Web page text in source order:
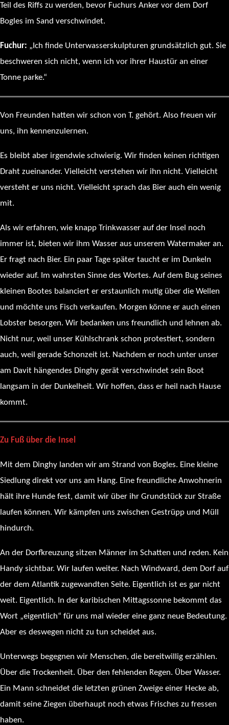
Teil des Riffs zu werden, bevor Fuchurs Anker vor dem Dorf
Bogles im Sand verschwindet.
Fuchur: „Ich finde Unterwasserskulpturen grundsätzlich gut. Sie
beschweren sich nicht, wenn ich vor ihrer Haustür an einer
Tonne parke.“
Von Freunden hatten wir schon von T. gehört. Also freuen wir
uns, ihn kennenzulernen.
Es bleibt aber irgendwie schwierig. Wir finden keinen richtigen
Draht zueinander. Vielleicht verstehen wir ihn nicht. Vielleicht
versteht er uns nicht. Vielleicht sprach das Bier auch ein wenig
mit.
Als wir erfahren, wie knapp Trinkwasser auf der Insel noch
immer ist, bieten wir ihm Wasser aus unserem Watermaker an.
Er fragt nach Bier. Ein paar Tage später taucht er im Dunkeln
wieder auf. Im wahrsten Sinne des Wortes. Auf dem Bug seines
kleinen Bootes balanciert er erstaunlich mutig über die Wellen
und möchte uns Fisch verkaufen. Morgen könne er auch einen
Lobster besorgen. Wir bedanken uns freundlich und lehnen ab.
Nicht nur, weil unser Kühlschrank schon protestiert, sondern
auch, weil gerade Schonzeit ist. Nachdem er noch unter unser
am Davit hängendes Dinghy gerät verschwindet sein Boot
langsam in der Dunkelheit. Wir hoffen, dass er heil nach Hause
kommt.
Zu Fuß über die Insel
Mit dem Dinghy landen wir am Strand von Bogles. Eine kleine
Siedlung direkt vor uns am Hang. Eine freundliche Anwohnerin
hält ihre Hunde fest, damit wir über ihr Grundstück zur Straße
laufen können. Wir kämpfen uns zwischen Gestrüpp und Müll
hindurch.
An der Dorfkreuzung sitzen Männer im Schatten und reden. Kein
Handy sichtbar. Wir laufen weiter. Nach Windward, dem Dorf auf
der dem Atlantik zugewandten Seite. Eigentlich ist es gar nicht
weit. Eigentlich. In der karibischen Mittagssonne bekommt das
Wort „eigentlich“ für uns mal wieder eine ganz neue Bedeutung.
Aber es deswegen nicht zu tun scheidet aus.
Unterwegs begegnen wir Menschen, die bereitwillig erzählen.
Über die Trockenheit. Über den fehlenden Regen. Über Wasser.
Ein Mann schneidet die letzten grünen Zweige einer Hecke ab,
damit seine Ziegen überhaupt noch etwas Frisches zu fressen
haben.